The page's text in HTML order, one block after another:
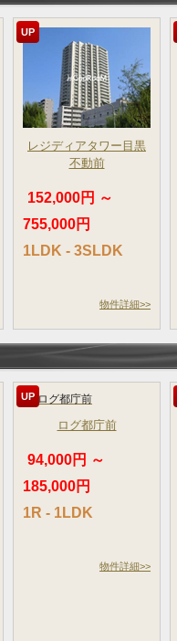
UP
レジディアタワー目黒
不動前
152,000円 ～
755,000円
1LDK - 3SLDK
物件詳細>>
UP
ログ都庁前
94,000円 ～
185,000円
1R - 1LDK
物件詳細>>